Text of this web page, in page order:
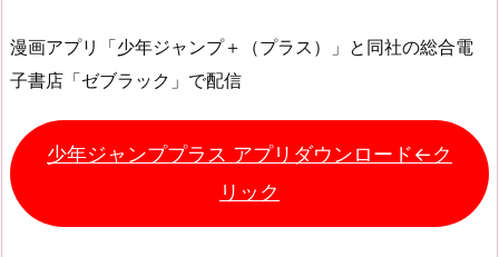
漫画アプリ「少年ジャンプ＋（プラス）」と同社の総合電
子書店「ゼブラック」で配信
少年ジャンププラス アプリダウンロード←ク
リック